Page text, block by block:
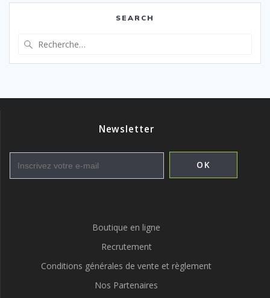
SEARCH
:
Newsletter
Boutique en ligne
Recrutement
Conditions générales de vente et règlement
Nos Partenaires